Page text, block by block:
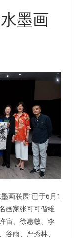
墨画
画联展”已于6月1
画家张可可偕维
宙、徐惠敏、李
雨、严秀林、